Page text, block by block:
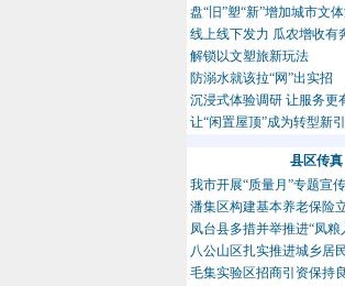
盘“旧”塑“新”增加城市文
线上线下发力 瓜农增收有
解锁以文塑旅新玩法
防溺水就该拉“网”出实招
沉浸式体验调研 让服务更
让“闲置屋顶”成为转型新
县区传真
我市开展“质量月”专题宣
潘集区构建基本养老保险
凤台县多措并举推进“凤粮
八公山区扎实推进城乡居
毛集实验区招商引资保持